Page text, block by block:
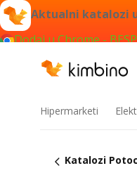
Aktualni katalozi
Dodaj u Chrome -
Hipermarketi
Katalozi